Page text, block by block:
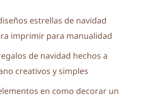
estrellas de navidad
imprimir para manualidad
de navidad hechos a
creativos y simples
en como decorar un